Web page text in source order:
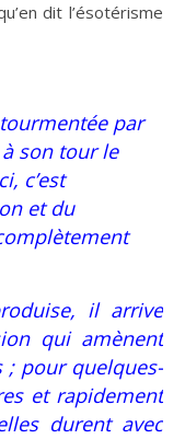
dit l’ésotérisme
tourmentée par
son tour le
c’est
et du
il arrive
qui amènent
; pour quelques-
et rapidement
durent avec